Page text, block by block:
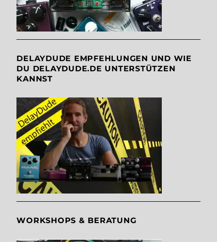
DELAYDUDE EMPFEHLUNGEN UND WIE
DU DELAYDUDE.DE UNTERSTÜTZEN
KANNST
WORKSHOPS & BERATUNG